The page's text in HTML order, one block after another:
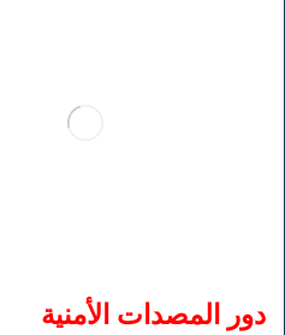
دور المصدات الأمنية